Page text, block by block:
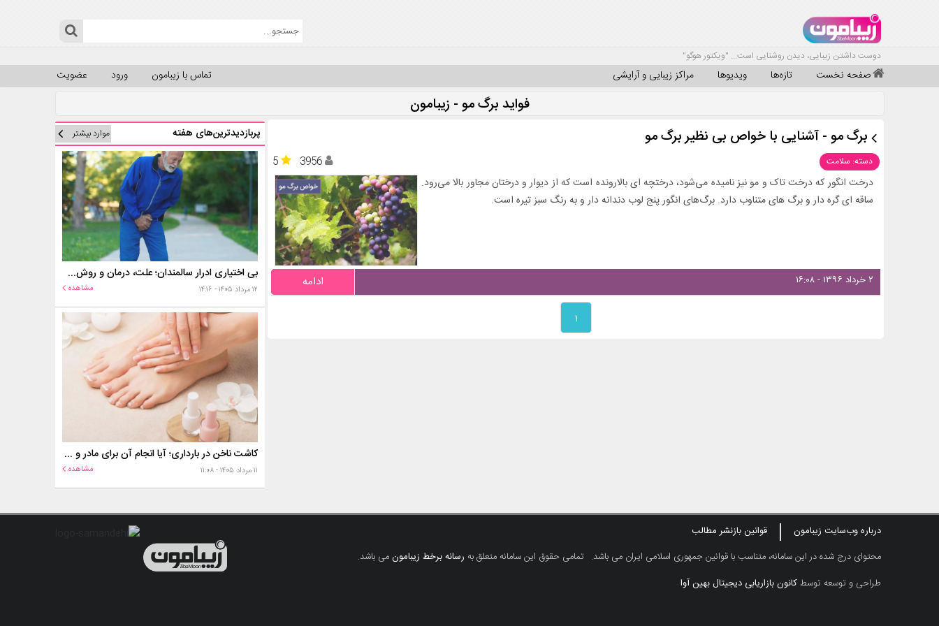
دوست داشتن زیبایی، دیدن روشنایی است... "ویکتور هوگو"
صفحه نخست تازه‌ها ویدیوها مراکز زیبایی و آرایشی عضویت ورود تماس با زیبامون
فواید برگ مو - زیبامون
برگ مو - آشنایی با خواص بی نظیر برگ مو
دسته: سلامت 5
3956
درخت انگور که درخت تاک و مو نیز نامیده می‌شود، درختچه ای بالارونده است که از دیوار و درختان مجاور بالا می‌رود.
ساقه ای گره دار و برگ های متناوب دارد. برگ‌های انگور پنج لوب دندانه دار و به رنگ سبز تیره است.
۲ خرداد ۱۳۹۶ - ۱۶:۰۸ ادامه
۱
پربازدیدترین‌های هفته موارد بیشتر
بی اختیاری ادرار سالمندان؛ علت، درمان و روش‌های کنترل در منزل
۱۲ مرداد ۱۴۰۵ - ۱۴:۱۶ مشاهده
کاشت ناخن در بارداری؛ آیا انجام آن برای مادر و جنین خطر دارد؟
۱۱ مرداد ۱۴۰۵ - ۱۱:۰۸ مشاهده
درباره وب‌سایت زیبامون
قوانین بازنشر مطالب
محتوای درج شده در این سامانه، متناسب با قوانین جمهوری اسلامی ایران می باشد. تمامی حقوق این سامانه متعلق به رسانه برخط زیبامونمی باشد.
طراحی و توسعه توسطکانون بازاریابی دیجیتال بهین آوا